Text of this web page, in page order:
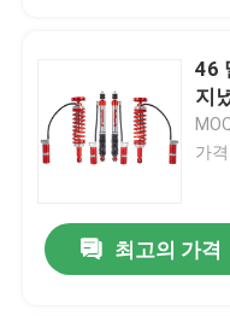
46
지
가
최고의 가격